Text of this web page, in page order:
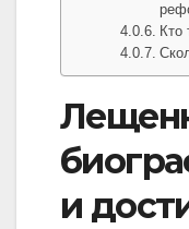
Кто
и